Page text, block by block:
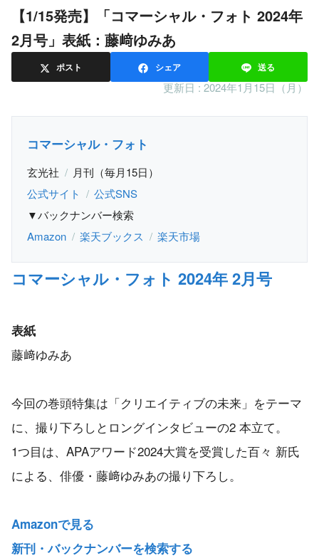
【1/15発売】「コマーシャル・フォト 2024年
2月号」表紙：藤﨑ゆみあ
ポスト シェア 送る
更新日 : 2024年1月15日（月）
コマーシャル・フォト
玄光社
月刊（毎月15日）
公式サイト
公式SNS
▼バックナンバー検索
Amazon
楽天ブックス 楽天市場
コマーシャル・フォト 2024年 2月号
表紙
藤﨑ゆみあ
今回の巻頭特集は「クリエイティブの未来」をテーマ
に、撮り下ろしとロングインタビューの2 本立て。
1つ目は、APAアワード2024大賞を受賞した百々 新氏
による、俳優・藤﨑ゆみあの撮り下ろし。
Amazonで見る
新刊・バックナンバーを検索する